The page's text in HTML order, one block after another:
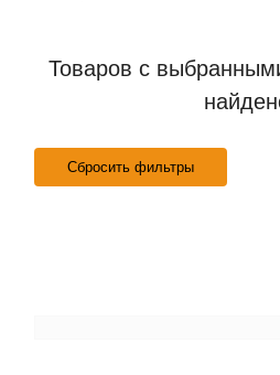
Товаров с
Сбросить фильтры